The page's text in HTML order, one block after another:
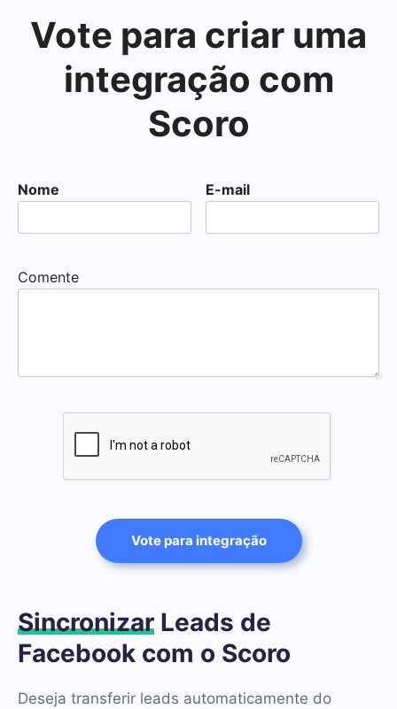
Vote para criar uma
integração com
Scoro
Nome E-mail
Comente
Vote para integração
Sincronizar Leads de
Facebook com o Scoro
Deseja transferir leads automaticamente do